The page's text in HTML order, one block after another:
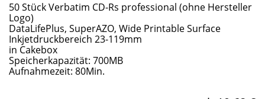
50 Stück Verbatim CD-Rs professional (ohne Hersteller
Logo)
DataLifePlus, SuperAZO, Wide Printable Surface
Inkjetdruckbereich 23-119mm
in Cakebox
Speicherkapazität: 700MB
Aufnahmezeit: 80Min.